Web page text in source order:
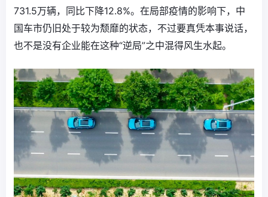
731.5万辆，同比下降12.8%。在局部疫情的影响下，中
国车市仍旧处于较为颓靡的状态，不过要真凭本事说话，
也不是没有企业能在这种“逆局”之中混得风生水起。